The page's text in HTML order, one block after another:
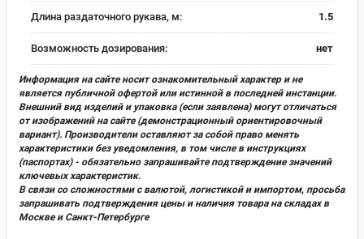
Длина раздаточного рукава, м: 1.5
Возможность дозирования: нет
Информация на сайте носит ознакомительный характер и не
является публичной офертой или истинной в последней инстанции.
Внешний вид изделий и упаковка (если заявлена) могут отличаться
от изображений на сайте (демонстрационный ориентировочный
вариант). Производители оставляют за собой право менять
характеристики без уведомления, в том числе в инструкциях
(паспортах) - обязательно запрашивайте подтверждение значений
ключевых характеристик.
В связи со сложностями с валютой, логистикой и импортом, просьба
запрашивать подтверждения цены и наличия товара на складах в
Москве и Санкт-Петербурге